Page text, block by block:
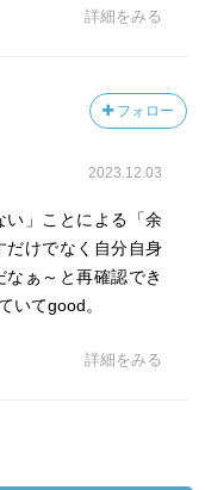
詳細をみる
フォロー
2023.12.03
」ことによる「余
だけでなく自分自身
ぁ～と再確認でき
いてgood。
詳細をみる